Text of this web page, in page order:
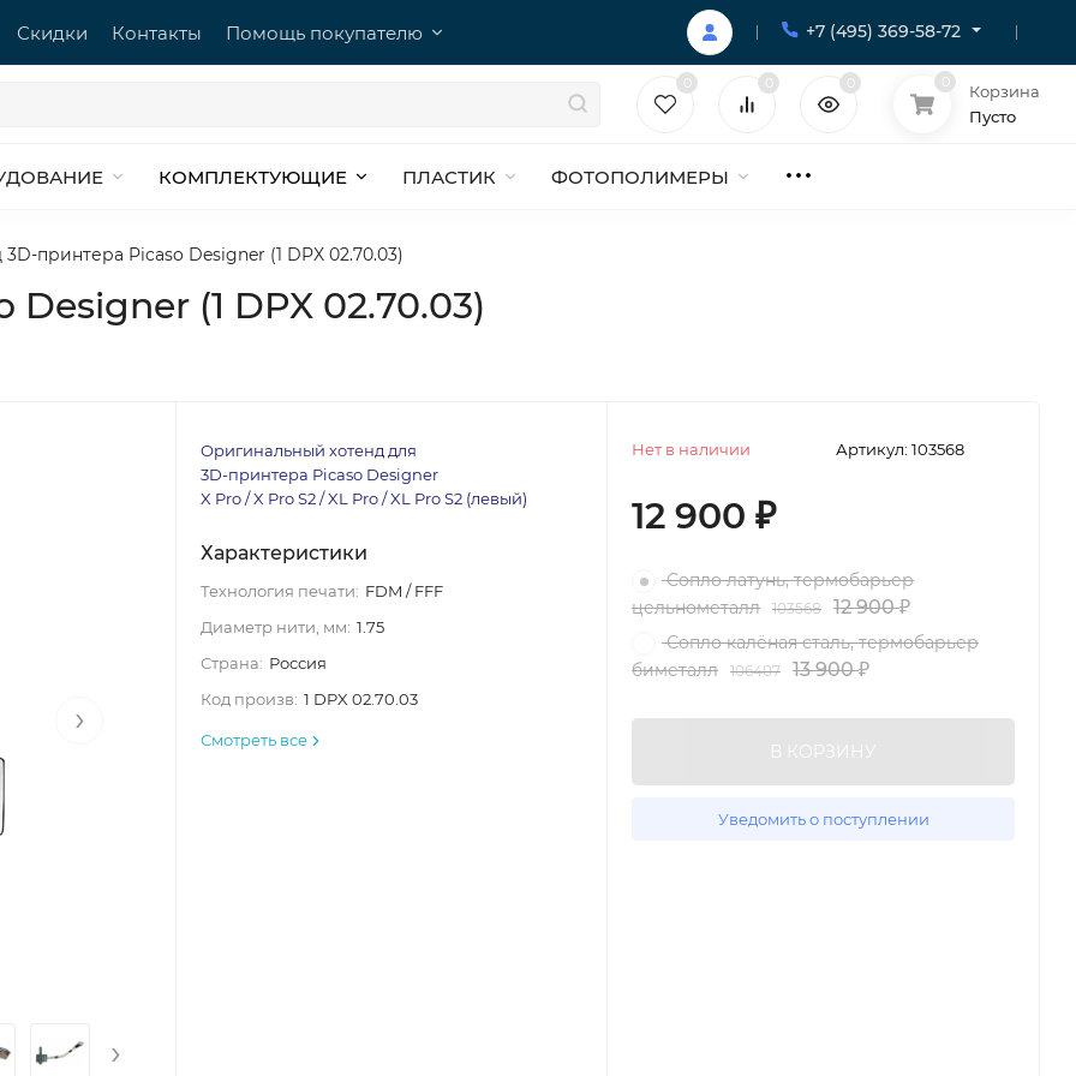
Скидки Контакты Помощь покупателю +7 (495) 369-58-72
Корзина
Пусто
КОМПЛЕКТУЮЩИЕ ПЛАСТИК ФОТОПОЛИМЕРЫ
3D-принтера Picaso Designer (1 DPX 02.70.03)
(1 DPX 02.70.03)
›
›
Оригинальный хотенд для
3D-принтера Picaso Designer
X Pro / X Pro S2 / XL Pro / XL Pro S2 (левый)
Характеристики
Технология печати: FDM / FFF
Диаметр нити, мм: 1.75
Страна: Россия
Код произв: 1 DPX 02.70.03
Смотреть все
Артикул: 103568
Нет в наличии
12 900₽
Сопло латунь, термобарьер
цельнометалл
103568 12 900₽
Сопло калёная сталь, термобарьер
биметалл
106407 13 900₽
В КОРЗИНУ
Уведомить о поступлении